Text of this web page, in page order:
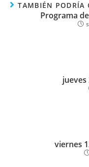
TAMBIÉN PODRÍA
Programa
jueves
viernes